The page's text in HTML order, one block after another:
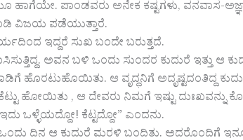
ಪಾಂಡವರು ಅನೇಕ ಕಷ್ಟಗಳು, ವನವಾಸ-
ವಿಜಯ ಪಡೆಯುತ್ತಾರೆ.
ಇದ್ದರೆ ಸುಖ ಬಂದೇ ಬರುತ್ತದೆ.
ಅವನ ಬಳಿ ಒಂದು ಸುಂದರ ಕುದುರೆ
ಹೊರಟುಹೊಯಿತು. ಆ ವೃದ್ಧನಿಗೆ ಅದೃಷ್ಟದಂತಿದ್ದ
ಕೆಟ್ಟು ಹೋಯಿತು , ಆ ದೇವರು ನಿಮಗೆ ಇಷ್ಟು ದುಃಖವನ್ನು
ಇದು ಒಳ್ಳೆಯದ್ದೋ! ಕೆಟ್ಟದ್ದೋ” ಎಂದನು.
ದಿನ ಆ ಕುದುರೆ ಮರಳಿ ಬಂದಿತು. ಅದರೊಂದಿಗೆ